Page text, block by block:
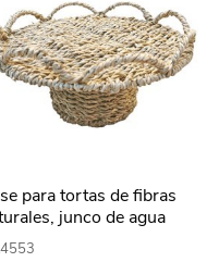
para tortas de fibras
junco de agua